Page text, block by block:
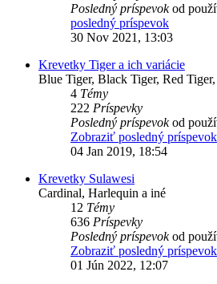
Posledný príspevokod
posledný príspevok
30 Nov 2021, 13:03
Krevetky Tiger a ich variácie
Blue Tiger, Black Tiger, Red
4 Témy
222 Príspevky
Posledný príspevokod
Zobraziť posledný príspevok
04 Jan 2019, 18:54
Krevetky Sulawesi
Cardinal, Harlequin a iné
12 Témy
636 Príspevky
Posledný príspevokod
Zobraziť posledný príspevok
01 Jún 2022, 12:07